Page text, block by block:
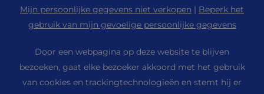
Minecraft server hosting
PHP Hosting
PrestaShop Hosting
Ubuntu Hosting
Gemeenschapssteun
InMotion Oplossingen
Beheerde hosting
Druk op
Blog
Affiliate Programma
Mijn persoonlijke gegevens niet verkopen | Beperk het
gebruik van mijn gevoelige persoonlijke gegevens
Door een webpagina op deze website te blijven
bezoeken, gaat elke bezoeker akkoord met het gebruik
van cookies en trackingtechnologieën en stemt hij er